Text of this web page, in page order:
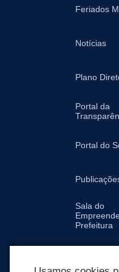
Feriados
Notícias
Plano
Portal da
Portal do
Sala do
Prefeitura